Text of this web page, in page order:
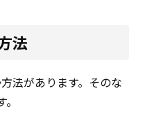
法
法があります。そのな